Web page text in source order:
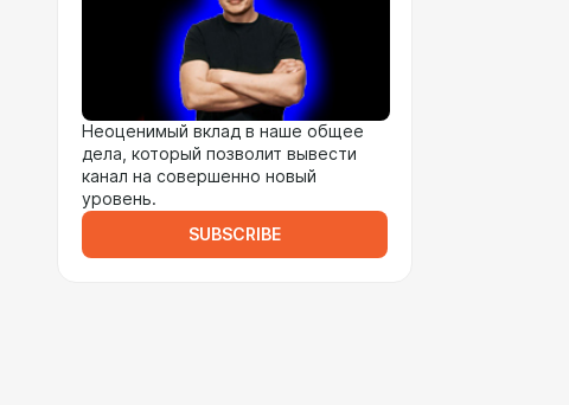
Неоценимый вклад в наше общее
дела, который позволит вывести
канал на совершенно новый
уровень.
SUBSCRIBE